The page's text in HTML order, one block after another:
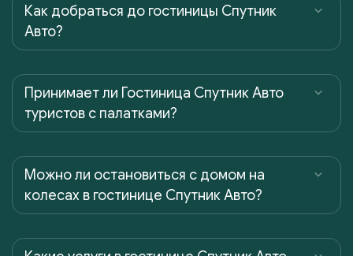
Как добраться до гостиницы Спутник
Авто?
Принимает ли Гостиница Спутник Авто
туристов с палатками?
Можно ли остановиться с домом на
колесах в гостинице Спутник Авто?